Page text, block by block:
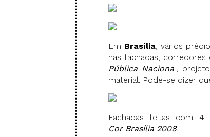
Em Brasília, vários
nas fachadas,
Pública Nacional,
material. Pode-se dizer
Fachadas feitas com
Cor Brasília 2008.